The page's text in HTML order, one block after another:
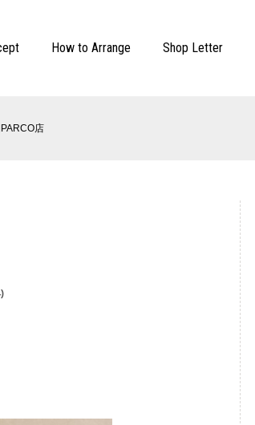
How to Arrange Shop Letter
店